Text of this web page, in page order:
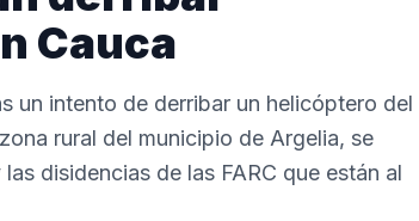
Cauca
un intento de derribar un helicóptero del
rural del municipio de Argelia, se
disidencias de las FARC que están al